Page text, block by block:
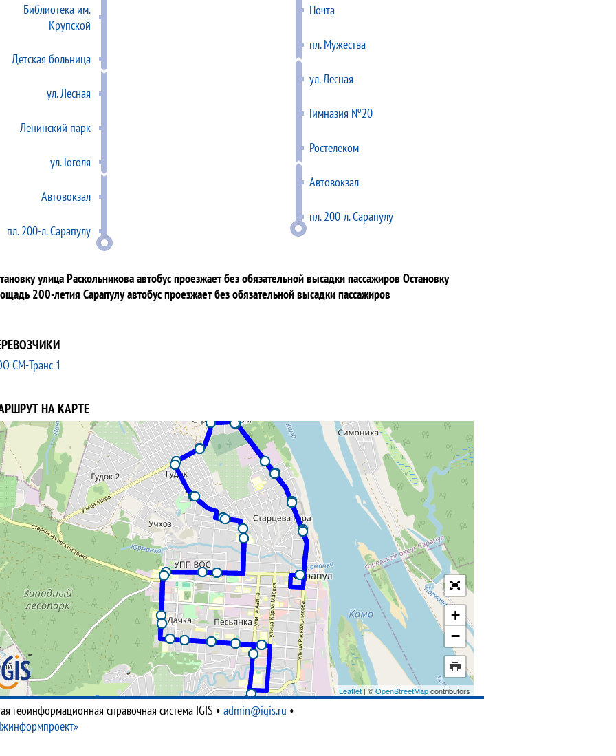
Библиотека им.
Крупской
Детская больница
ул. Лесная
Ленинский парк
ул. Гоголя
Автовокзал
пл. 200-л. Сарапулу
Почта
пл. Мужества
ул. Лесная
Гимназия №20
Ростелеком
Автовокзал
пл. 200-л. Сарапулу
улица Раскольникова автобус проезжает без обязательной высадки пассажиров Остановку
200-летия Сарапулу автобус проезжает без обязательной высадки пассажиров
СМ-Транс 1
НА КАРТЕ
+
−
Leaflet | ©OpenStreetMapcontributors
геоинформационная справочная система IGIS • admin@igis.ru •